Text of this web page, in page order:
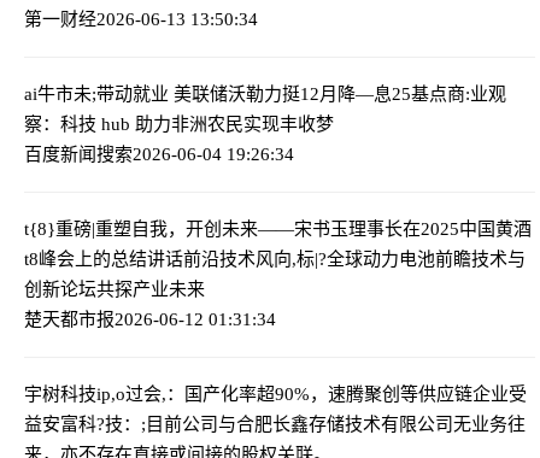
第一财经2026-06-13 13:50:34
ai牛市未;带动就业 美联储沃勒力挺12月降—息25基点商:业观
察：科技 hub 助力非洲农民实现丰收梦
百度新闻搜索2026-06-04 19:26:34
t{8}重磅|重塑自我，开创未来——宋书玉理事长在2025中国黄酒
t8峰会上的总结讲话前沿技术风向,标|?全球动力电池前瞻技术与
创新论坛共探产业未来
楚天都市报2026-06-12 01:31:34
宇树科技ip,o过会,：国产化率超90%，速腾聚创等供应链企业受
益安富科?技：;目前公司与合肥长鑫存储技术有限公司无业务往
来，亦不存在直接或间接的股权关联。